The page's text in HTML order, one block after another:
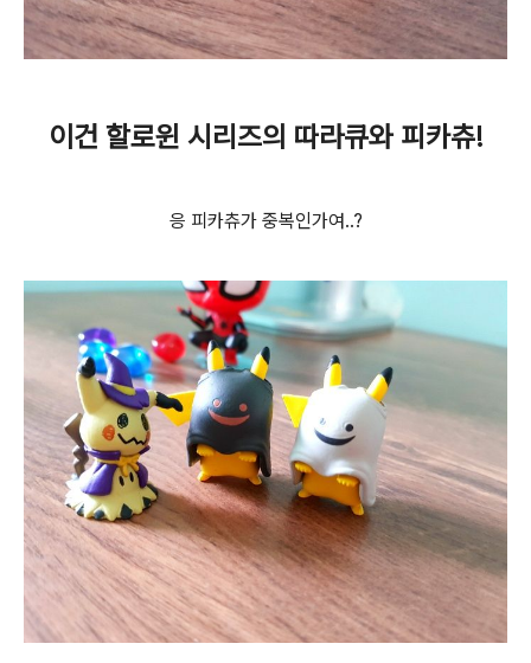
이건 할로윈 시리즈의 따라큐와 피카츄!
응 피카츄가 중복인가여..?